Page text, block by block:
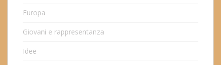
Europa
Giovani e rappresentanza
Idee